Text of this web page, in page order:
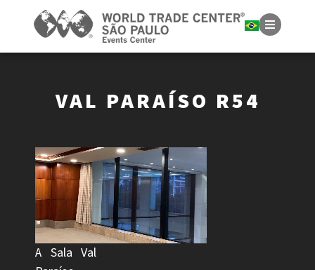
VAL PARAÍSO R54
A Sala Val